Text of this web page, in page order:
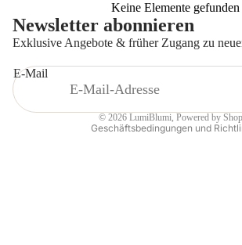
Keine Elemente gefunden
Newsletter abonnieren
Exklusive Angebote & früher Zugang zu
E-Mail
© 2026 LumiBlumi, Powered by
Geschäftsbedingungen und
Widerrufsrecht
Impressum